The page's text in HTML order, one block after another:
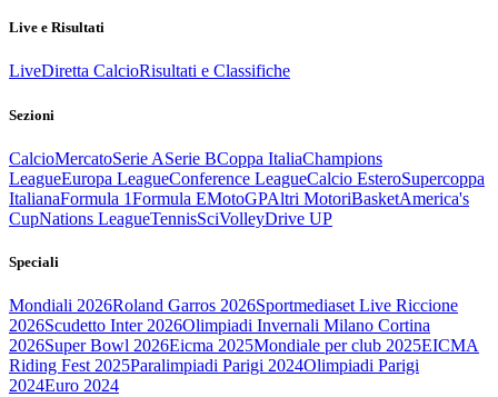
Live e Risultati
LiveDiretta CalcioRisultati e Classifiche
Sezioni
CalcioMercatoSerie ASerie BCoppa ItaliaChampions
LeagueEuropa LeagueConference LeagueCalcio EsteroSupercoppa
ItalianaFormula 1Formula EMotoGPAltri MotoriBasketAmerica's
CupNations LeagueTennisSciVolleyDrive UP
Speciali
Mondiali 2026Roland Garros 2026Sportmediaset Live Riccione
2026Scudetto Inter 2026Olimpiadi Invernali Milano Cortina
2026Super Bowl 2026Eicma 2025Mondiale per club 2025EICMA
Riding Fest 2025Paralimpiadi Parigi 2024Olimpiadi Parigi
2024Euro 2024